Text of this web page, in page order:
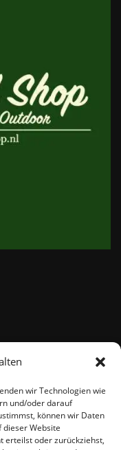
wir Technologien wie
und/oder darauf
können wir Daten
Website
erteilst oder zurückziehst,